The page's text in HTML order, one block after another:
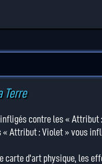
Terre
contre les « Attribut
« Attribut : Violet » vous
carte d'art physique, les